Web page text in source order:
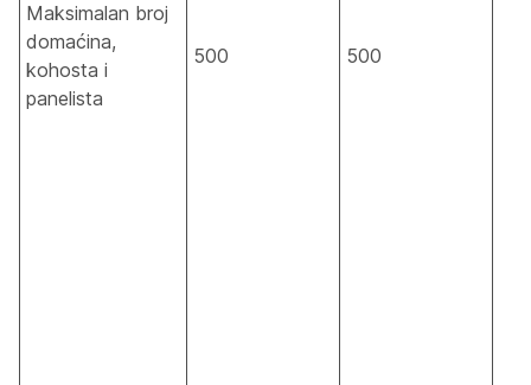
Maksimalan broj
domaćina,
kohosta i
panelista
500 500